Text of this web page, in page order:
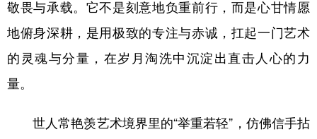
敬畏与承载。它不是刻意地负重前行，而是心甘情愿
地俯身深耕，是用极致的专注与赤诚，扛起一门艺术
的灵魂与分量，在岁月淘洗中沉淀出直击人心的力
量。
世人常艳羡艺术境界里的“举重若轻”，仿佛信手拈